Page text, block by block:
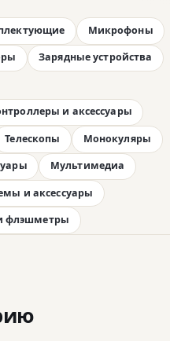
Микрофоны
Зарядные устройства
и аксессуары
Телескопы Монокуляры
Мультимедиа
и аксессуары
флэшметры